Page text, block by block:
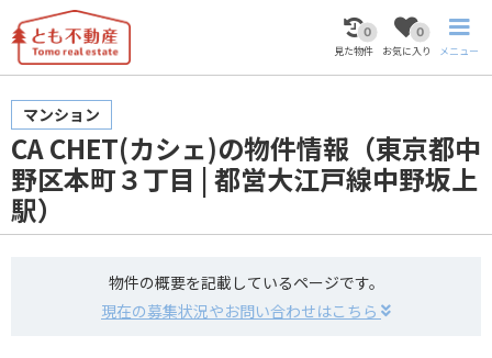
0
見た物件
0
お気に入り
メニュー
マンション
CA CHET(カシェ)の物件情報（東京都中
野区本町３丁目 | 都営大江戸線中野坂上
駅）
物件の概要を記載しているページです。
現在の募集状況やお問い合わせはこちら